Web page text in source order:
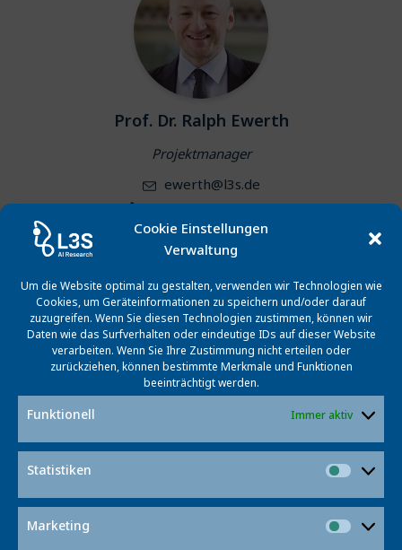
Cookie Einstellungen
Verwaltung
Um die Website optimal zu gestalten, verwenden wir Technologien wie
Cookies, um Geräteinformationen zu speichern und/oder darauf
zuzugreifen. Wenn Sie diesen Technologien zustimmen, können wir
Daten wie das Surfverhalten oder eindeutige IDs auf dieser Website
verarbeiten. Wenn Sie Ihre Zustimmung nicht erteilen oder
zurückziehen, können bestimmte Merkmale und Funktionen
beeinträchtigt werden.
Funktionell Immer aktiv
Statistiken
Marketing
Prof. Dr. Ralph Ewerth
Projektmanager
ewerth@l3s.de
+49 511 762-19651
Forscher
+49 511 762-12369